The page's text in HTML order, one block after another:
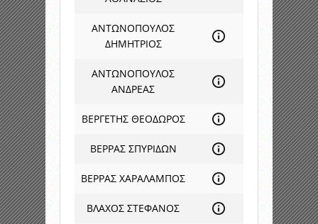
ΑΝΤΩΝΟΠΟΥΛΟΣ
ΔΗΜΗΤΡΙΟΣ
ΑΝΤΩΝΟΠΟΥΛΟΣ
ΑΝΔΡΕΑΣ
ΒΕΡΓΕΤΗΣ ΘΕΟΔΩΡΟΣ
ΒΕΡΡΑΣ ΣΠΥΡΙΔΩΝ
ΒΕΡΡΑΣ ΧΑΡΑΛΑΜΠΟΣ
ΒΛΑΧΟΣ ΣΤΕΦΑΝΟΣ